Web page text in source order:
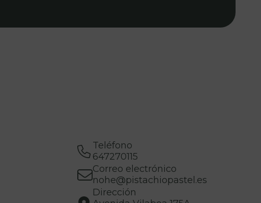
Teléfono
647270115
Correo electrónico
nohe@pistachiopastel.es
Dirección